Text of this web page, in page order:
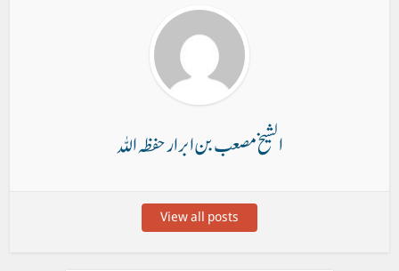
الشیخ مصعب بن ابرار حفظہ اللہ
View all posts